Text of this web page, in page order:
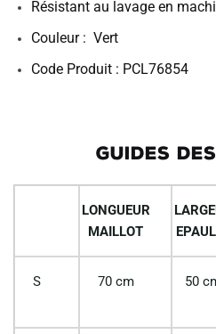
Résistant au lavage en
Couleur : Vert
Code Produit : PCL76854
GUIDES
LONGUEUR
MAILLOT
S 70 cm 50